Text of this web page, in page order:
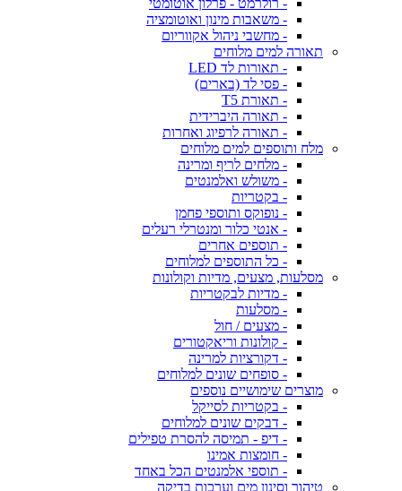
- רולרמט - פרלון אוטומטי
- משאבות מינון ואוטומציה
- מחשבי ניהול אקווריום
תאורה למים מלוחים
- תאורות לד LED
- פסי לד (בארים)
- תאורת T5
- תאורה היברידית
- תאורה לרפיוג ואחרות
מלח ותוספים למים מלוחים
- מלחים לריף ומרינה
- משולש ואלמנטים
- בקטריות
- נופוקס ותוספי פחמן
- אנטי כלור ומנטרלי רעלים
- תוספים אחרים
- כל התוספים למלוחים
מסלעות, מצעים, מדיות וקולונות
- מדיות לבקטריות
- מסלעות
- מצעים / חול
- קולונות וריאקטורים
- דקורציות למרינה
- סופחים שונים למלוחים
מוצרים שימושיים נוספים
- בקטריות לסייקל
- דבקים שונים למלוחים
- דיפ - תמיסה להסרת טפילים
- חומצות אמינו
- תוספי אלמנטים הכל באחד
טיהור וסינון מים וערכות בדיקה